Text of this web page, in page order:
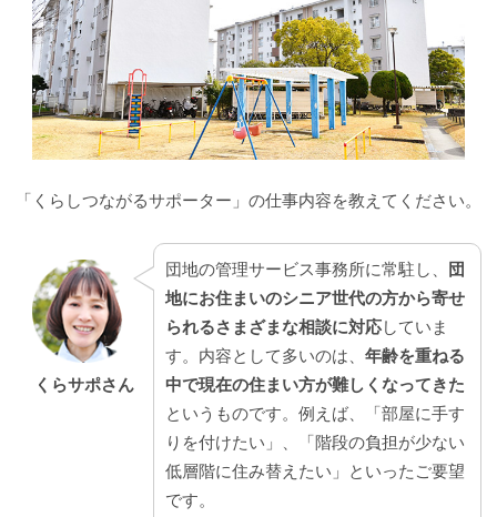
「くらしつながるサポーター」の仕事内容を教えてください。
くらサポさん
団地の管理サービス事務所に常駐し、
団
地にお住まいのシニア世代の方から寄せ
られるさまざまな相談に対応していま
す。内容として多いのは、 年齢を重ねる
中で現在の住まい方が難しくなってきた
というものです。例えば、「部屋に手す
りを付けたい」、「階段の負担が少ない
低層階に住み替えたい」といったご要望
です。